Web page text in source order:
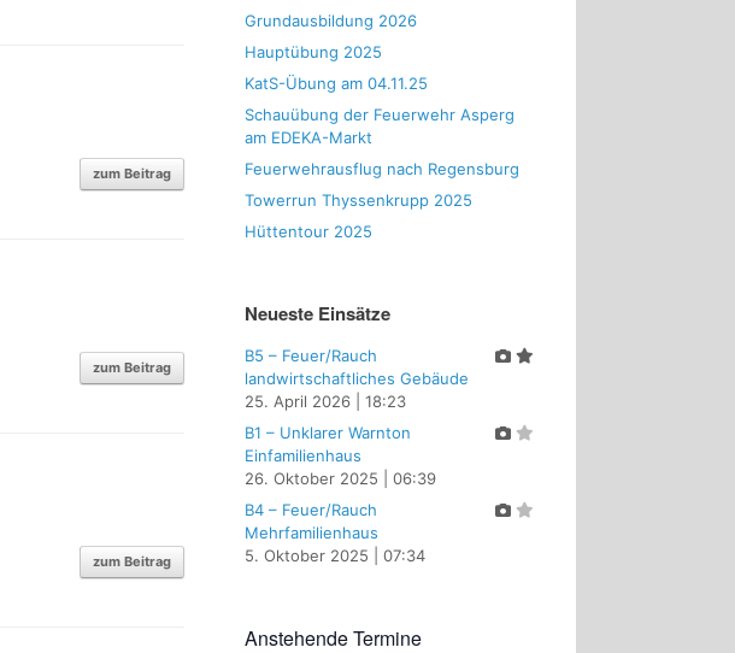
zum Beitrag
zum Beitrag
zum Beitrag
Grundausbildung 2026
Hauptübung 2025
KatS-Übung am 04.11.25
Schauübung der Feuerwehr Asperg
am EDEKA-Markt
Feuerwehrausflug nach Regensburg
Towerrun Thyssenkrupp 2025
Hüttentour 2025
Neueste Einsätze
B5 – Feuer/Rauch
landwirtschaftliches Gebäude
25. April 2026 |18:23
B1 – Unklarer Warnton
Einfamilienhaus
26. Oktober 2025 |06:39
B4 – Feuer/Rauch
Mehrfamilienhaus
5. Oktober 2025 |07:34
Anstehende Termine